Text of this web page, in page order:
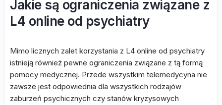
Jakie są ograniczenia związane z
L4 online od psychiatry
Mimo licznych zalet korzystania z L4 online od psychiatry
istnieją również pewne ograniczenia związane z tą formą
pomocy medycznej. Przede wszystkim telemedycyna nie
zawsze jest odpowiednia dla wszystkich rodzajów
zaburzeń psychicznych czy stanów kryzysowych